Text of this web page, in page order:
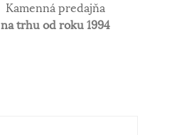
Kamenná predajňa
na trhu od roku 1994